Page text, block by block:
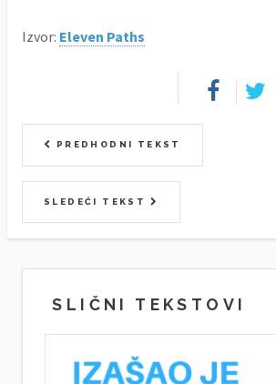
Izvor: Eleven Paths
PREDHODNI TEKST
SLEDEĆI TEKST
SLIČNI TEKSTOVI